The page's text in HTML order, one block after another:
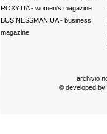
ROXY.UA- women's magazine
BUSINESSMAN.UA- business
magazine
archivio
© developed by